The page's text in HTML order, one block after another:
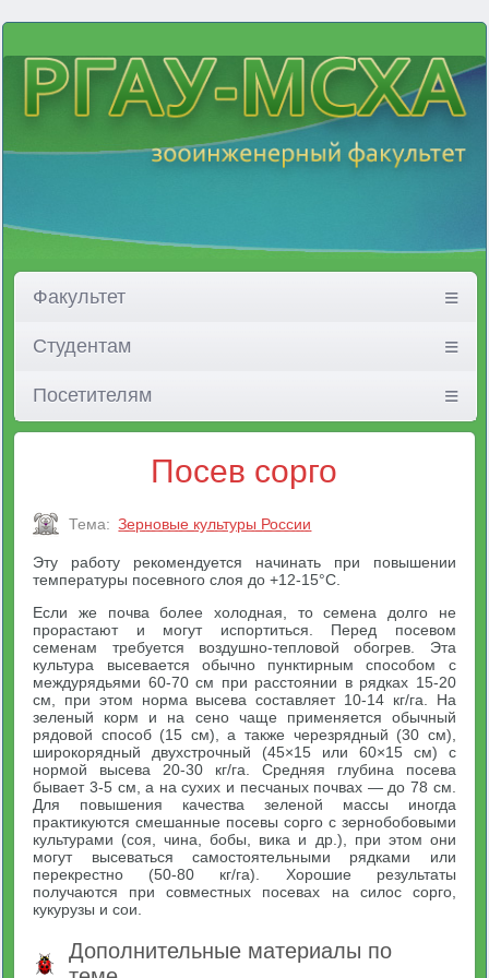
Факультет
Студентам
Посетителям
Посев сорго
Тема: Зерновые культуры России
Эту работу рекомендуется начинать при повышении
температуры посевного слоя до +12-15°С.
Если же почва более холодная, то семена долго не
прорастают и могут испортиться. Перед посевом
семенам требуется воздушно-тепловой обогрев. Эта
культура высевается обычно пунктирным способом с
междурядьями 60-70 см при расстоянии в рядках 15-20
см, при этом норма высева составляет 10-14 кг/га. На
зеленый корм и на сено чаще применяется обычный
рядовой способ (15 см), а также черезрядный (30 см),
широкорядный двухстрочный (45×15 или 60×15 см) с
нормой высева 20-30 кг/га. Средняя глубина посева
бывает 3-5 см, а на сухих и песчаных почвах — до 78 см.
Для повышения качества зеленой массы иногда
практикуются смешанные посевы сорго с зернобобовыми
культурами (соя, чина, бобы, вика и др.), при этом они
могут высеваться самостоятельными рядками или
перекрестно (50-80 кг/га). Хорошие результаты
получаются при совместных посевах на силос сорго,
кукурузы и сои.
Дополнительные материалы по